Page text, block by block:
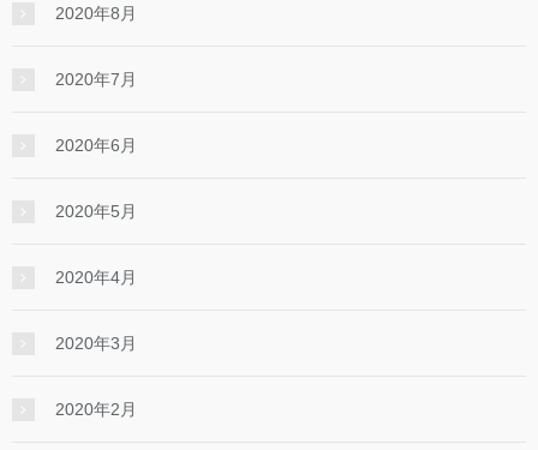
2020年8月
2020年7月
2020年6月
2020年5月
2020年4月
2020年3月
2020年2月